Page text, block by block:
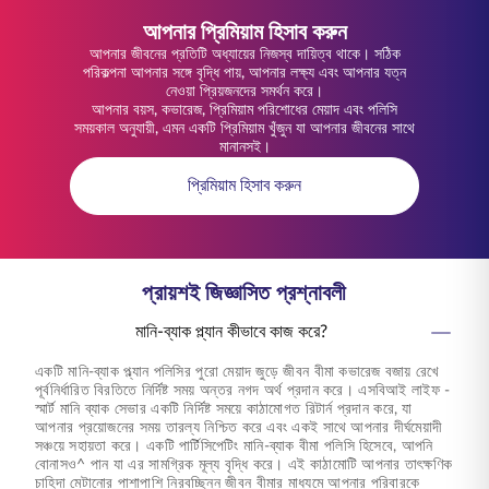
আপনার প্রিমিয়াম হিসাব করুন
আপনার জীবনের প্রতিটি অধ্যায়ের নিজস্ব দায়িত্ব থাকে। সঠিক
পরিকল্পনা আপনার সঙ্গে বৃদ্ধি পায়, আপনার লক্ষ্য এবং আপনার যত্ন
নেওয়া প্রিয়জনদের সমর্থন করে।
আপনার বয়স, কভারেজ, প্রিমিয়াম পরিশোধের মেয়াদ এবং পলিসি
সময়কাল অনুযায়ী, এমন একটি প্রিমিয়াম খুঁজুন যা আপনার জীবনের সাথে
মানানসই।
প্রিমিয়াম হিসাব করুন
প্রায়শই জিজ্ঞাসিত প্রশ্নাবলী
মানি-ব্যাক প্ল্যান কীভাবে কাজ করে?
একটি মানি-ব্যাক প্ল্যান পলিসির পুরো মেয়াদ জুড়ে জীবন বীমা কভারেজ বজায় রেখে
পূর্বনির্ধারিত বিরতিতে নির্দিষ্ট সময় অন্তর নগদ অর্থ প্রদান করে। এসবিআই লাইফ -
স্মার্ট মানি ব্যাক সেভার একটি নির্দিষ্ট সময়ে কাঠামোগত রিটার্ন প্রদান করে, যা
আপনার প্রয়োজনের সময় তারল্য নিশ্চিত করে এবং একই সাথে আপনার দীর্ঘমেয়াদী
সঞ্চয়ে সহায়তা করে। একটি পার্টিসিপেটিং মানি-ব্যাক বীমা পলিসি হিসেবে, আপনি
বোনাসও^ পান যা এর সামগ্রিক মূল্য বৃদ্ধি করে। এই কাঠামোটি আপনার তাৎক্ষণিক
চাহিদা মেটানোর পাশাপাশি নিরবচ্ছিন্ন জীবন বীমার মাধ্যমে আপনার পরিবারকে